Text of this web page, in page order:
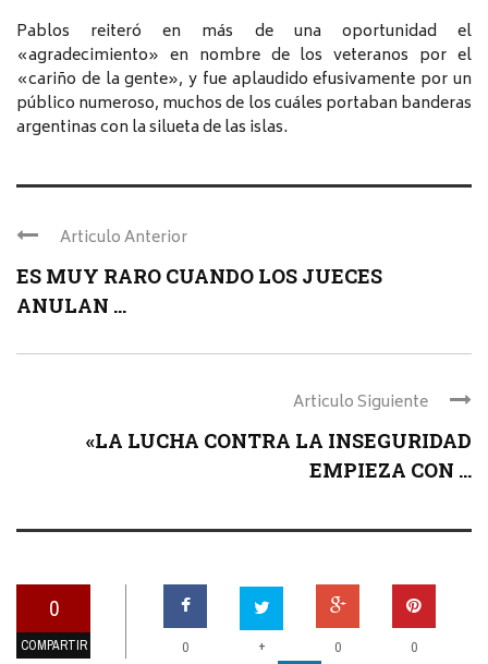
Pablos reiteró en más de una oportunidad el
«agradecimiento» en nombre de los veteranos por el
«cariño de la gente», y fue aplaudido efusivamente por un
público numeroso, muchos de los cuáles portaban banderas
argentinas con la silueta de las islas.
Articulo Anterior
ES MUY RARO CUANDO LOS JUECES
ANULAN ...
Articulo Siguiente
«LA LUCHA CONTRA LA INSEGURIDAD
EMPIEZA CON ...
0
COMPARTIR 0 + 0 0